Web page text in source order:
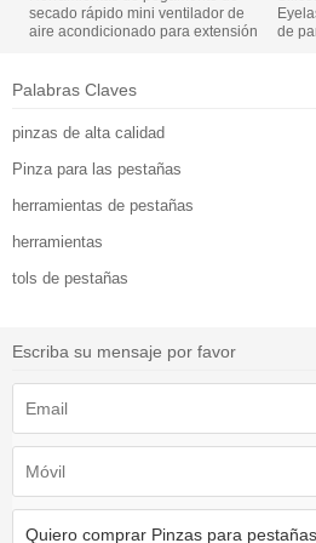
secado rápido mini ventilador de
aire acondicionado para extensión
de
Palabras Claves
pinzas de alta calidad
Pinza para las pestañas
herramientas de pestañas
herramientas
tols de pestañas
Escriba su mensaje por favor